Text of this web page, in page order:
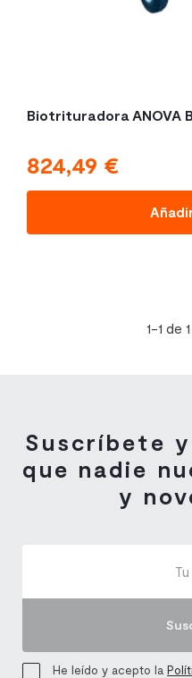
Biotrituradora ANOVA
Precio
824,49 €
1-1 de
Suscríbete
que nadie
y
He leído y acepto la